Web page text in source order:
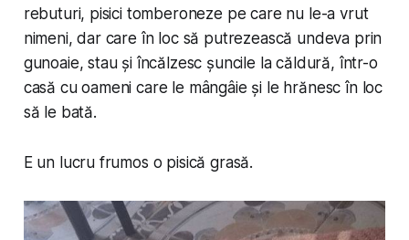
rebuturi, pisici tomberoneze pe care nu le-a vrut
nimeni, dar care în loc să putrezească undeva prin
gunoaie, stau și încălzesc șuncile la căldură, într-o
casă cu oameni care le mângâie și le hrănesc în loc
să le bată.
E un lucru frumos o pisică grasă.